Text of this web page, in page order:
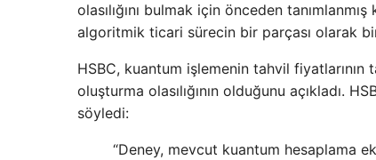
olasılığını bulmak için önceden
algoritmik ticari sürecin bir parçası olarak
HSBC, kuantum işlemenin tahvil fiyatlarının
oluşturma olasılığının olduğunu açıkladı.
söyledi:
“Deney, mevcut kuantum hesaplama